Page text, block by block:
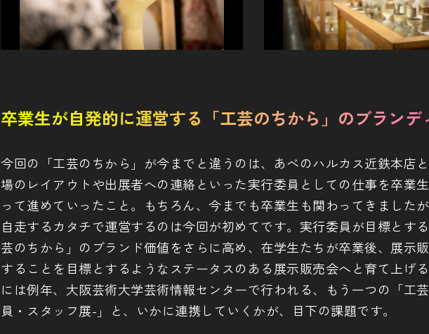
卒業生が自発的に運営する「工芸のちから」のブランデ
今回の「工芸のちから」が今までと違うのは、あべのハルカス近鉄本店
場のレイアウトや出展者への連絡といった実行委員としての仕事を卒業
って進めていったこと。もちろん、今までも卒業生も関わってきました
自走するカタチで運営するのは今回が初めてです。実行委員が目標とす
芸のちから」のブランド価値をさらに高め、在学生たちが卒業後、展示
することを目標とするようなステータスのある展示販売会へと育て上げ
には例年、大阪芸術大学芸術情報センターで行われる、もう一つの「工
員・スタッフ展-」と、いかに連携していくかが、目下の課題です。